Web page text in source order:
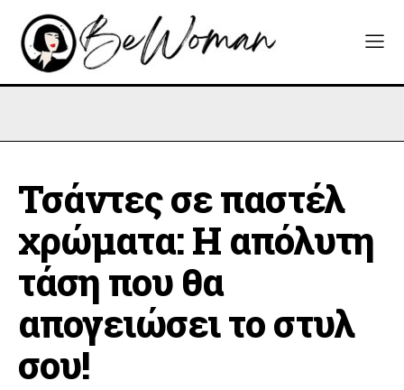
Τσάντες σε παστέλ
χρώματα: Η απόλυτη
τάση που θα
απογειώσει το στυλ
σου!